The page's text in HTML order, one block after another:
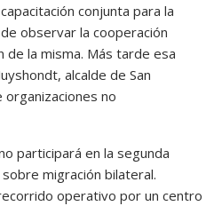
conjunta para la
observar la cooperación
de la misma. Más tarde esa
alcalde de San
organizaciones no
participará en la segunda
migración bilateral.
operativo por un centro